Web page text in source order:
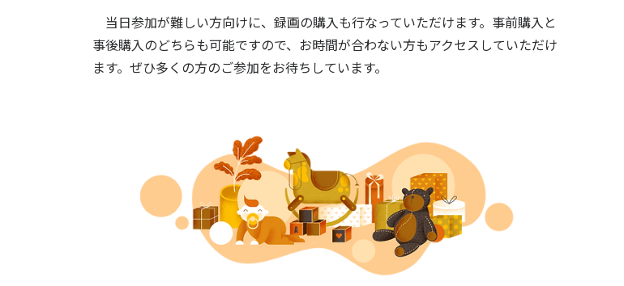
当日参加が難しい方向けに、録画の購入も行なっていただけます。事前購入と
事後購入のどちらも可能ですので、お時間が合わない方もアクセスしていただけ
ます。 ぜひ多くの方のご参加をお待ちしています。